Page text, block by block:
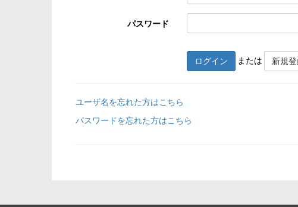
パスワード
ログイン または 新規
ユーザ名を忘れた方はこちら
パスワードを忘れた方はこちら